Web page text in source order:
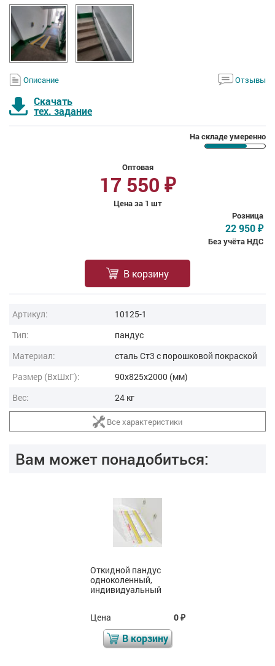
Описание Отзывы
Скачать
тех. задание
На складе умеренно
Оптовая
17 550 ₽
Цена за 1 шт
Розница
22 950 ₽
Без учёта НДС
В корзину
Артикул:
10125-1
Тип:
пандус
Материал:
сталь Ст3 с порошковой покраской
Размер (ВxШxГ):
90x825x2000 (мм)
Вес:
24 кг
Все характеристики
Вам может понадобиться:
Откидной пандус
одноколенный,
индивидуальный
Цена 0₽
В корзину